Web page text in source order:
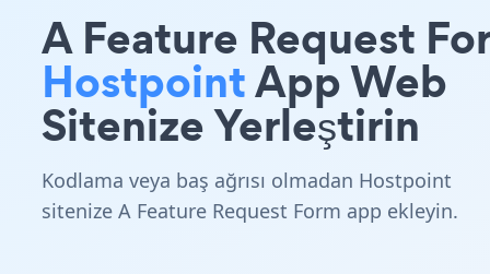
A Feature Request
HostpointApp Web
Sitenize Yerleştirin
Kodlama veya baş ağrısı olmadan Hostpoint
sitenize A Feature Request Form app ekleyin.